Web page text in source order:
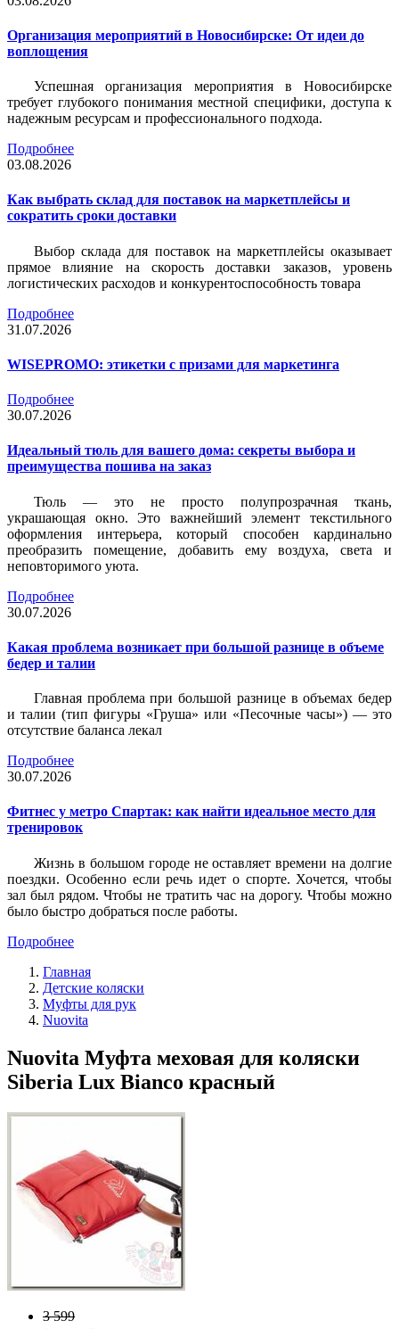
Организация мероприятий в Новосибирске: От идеи до
воплощения
Успешная организация мероприятия в Новосибирске
требует глубокого понимания местной специфики, доступа к
надежным ресурсам и профессионального подхода.
Подробнее
03.08.2026
Как выбрать склад для поставок на маркетплейсы и
сократить сроки доставки
Выбор склада для поставок на маркетплейсы оказывает
прямое влияние на скорость доставки заказов, уровень
логистических расходов и конкурентоспособность товара
Подробнее
31.07.2026
WISEPROMO: этикетки с призами для маркетинга
Подробнее
30.07.2026
Идеальный тюль для вашего дома: секреты выбора и
преимущества пошива на заказ
Тюль — это не просто полупрозрачная ткань,
украшающая окно. Это важнейший элемент текстильного
оформления интерьера, который способен кардинально
преобразить помещение, добавить ему воздуха, света и
неповторимого уюта.
Подробнее
30.07.2026
Какая проблема возникает при большой разнице в объеме
бедер и талии
Главная проблема при большой разнице в объемах бедер
и талии (тип фигуры «Груша» или «Песочные часы») — это
отсутствие баланса лекал
Подробнее
30.07.2026
Фитнес у метро Спартак: как найти идеальное место для
тренировок
Жизнь в большом городе не оставляет времени на долгие
поездки. Особенно если речь идет о спорте. Хочется, чтобы
зал был рядом. Чтобы не тратить час на дорогу. Чтобы можно
было быстро добраться после работы.
Подробнее
Главная
Детские коляски
Муфты для рук
Nuovita
Nuovita Муфта меховая для коляски
Siberia Lux Bianco красный
3 599